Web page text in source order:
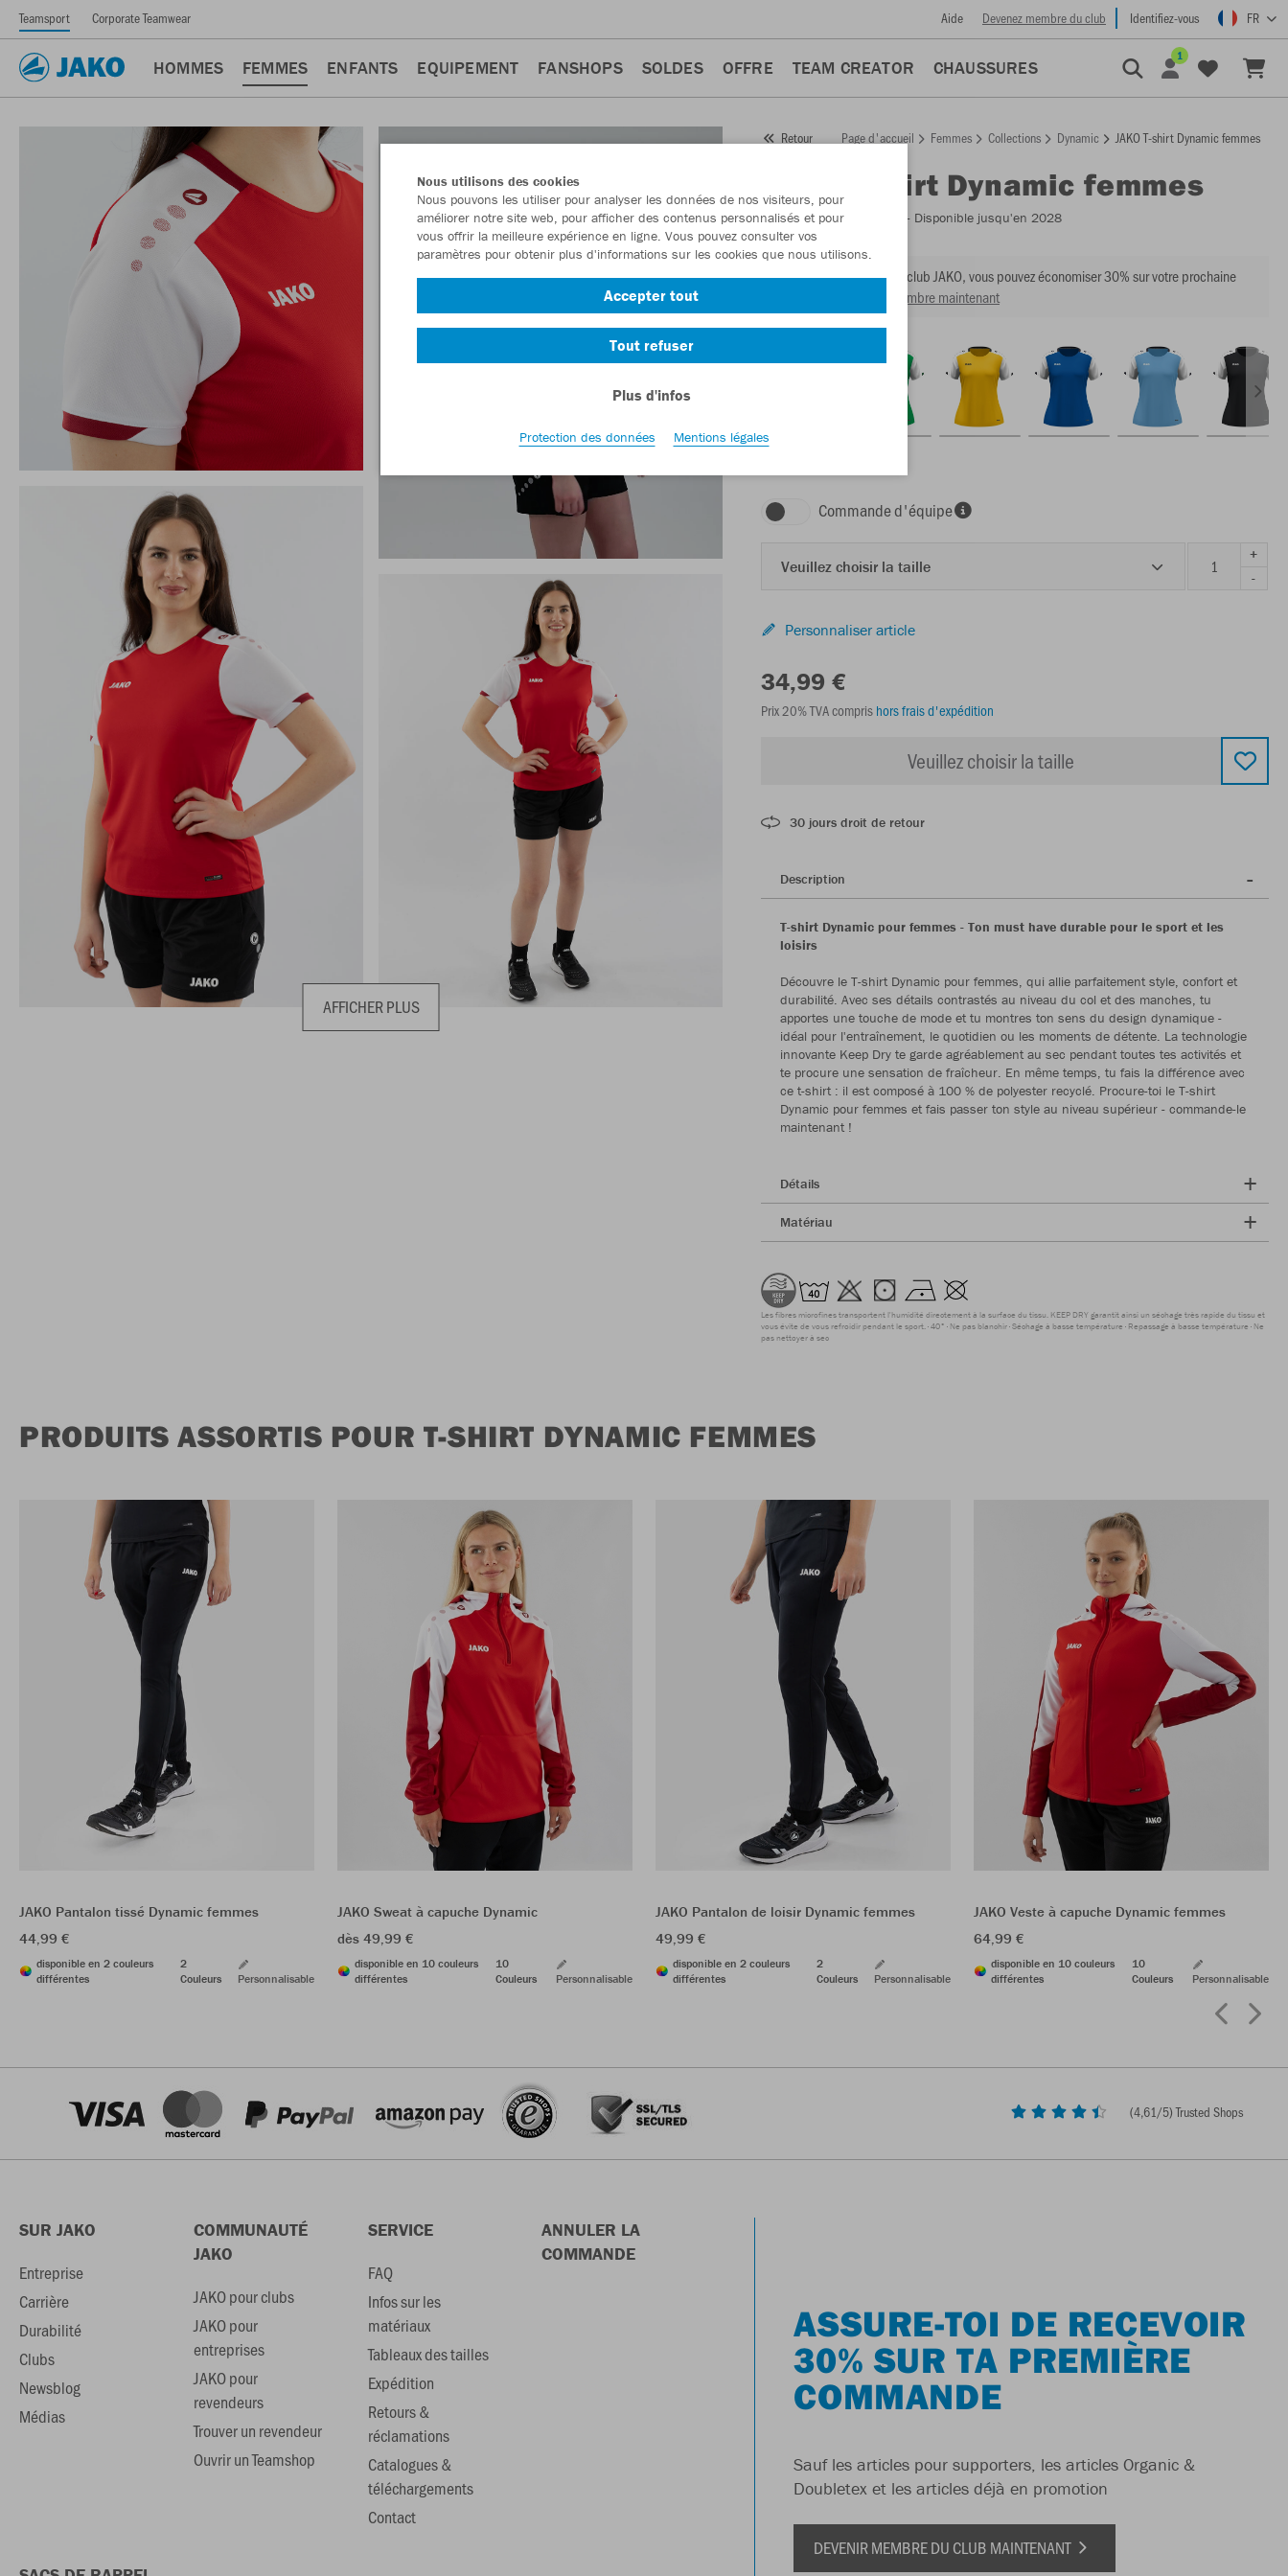
Teamsport Corporate Teamwear Aide Devenez membre du club Identifiez-vous FR
HOMMES FEMMES ENFANTS EQUIPEMENT FANSHOPS SOLDES OFFRE TEAM CREATOR CHAUSSURES
1
AFFICHER PLUS
Retour Page d'accueil Femmes Collections Dynamic JAKO T-shirt Dynamic femmes
T-shirt Dynamic femmes
Numéro d’article: - Disponible jusqu'en 2028
En tant que membre du club JAKO, vous pouvez économiser 30% sur votre prochaine
Devenir membre maintenant
Commande d'équipe
Veuillez choisir la taille
+
-
Personnaliser article
34,99 €
Prix 20% TVA compris hors frais d'expédition
Veuillez choisir la taille
30 jours droit de retour
Description
T-shirt Dynamic pour femmes - Ton must have durable pour le sport et les
loisirs
Découvre le T-shirt Dynamic pour femmes, qui allie parfaitement style, confort et
durabilité. Avec ses détails contrastés au niveau du col et des manches, tu
apportes une touche de mode et tu montres ton sens du design dynamique -
idéal pour l'entraînement, le quotidien ou les moments de détente. La technologie
innovante Keep Dry te garde agréablement au sec pendant toutes tes activités et
te procure une sensation de fraîcheur. En même temps, tu fais la différence avec
ce t-shirt : il est composé à 100 % de polyester recyclé. Procure-toi le T-shirt
Dynamic pour femmes et fais passer ton style au niveau supérieur - commande-le
maintenant !
Détails
Matériau
Les fibres microfines transportent l'humidité directement à la surface du tissu. KEEP DRY garantit ainsi un séchage très rapide du tissu et
vous évite de vous refroidir pendant le sport. 40° Ne pas blanchir Séchage à basse température Repassage à basse température Ne
pas nettoyer à sec
PRODUITS ASSORTIS POUR T-SHIRT DYNAMIC FEMMES
JAKO Pantalon tissé Dynamic femmes
44,99 €
disponible en 2 couleurs
différentes
2
Couleurs
Personnalisable
JAKO Sweat à capuche Dynamic
dès 49,99 €
disponible en 10 couleurs
différentes
10
Couleurs
Personnalisable
JAKO Pantalon de loisir Dynamic femmes
49,99 €
disponible en 2 couleurs
différentes
2
Couleurs
Personnalisable
JAKO Veste à capuche Dynamic femmes
64,99 €
disponible en 10 couleurs
différentes
10
Couleurs
Personnalisable
(4,61/5) Trusted Shops
SUR JAKO
Entreprise
Carrière
Durabilité
Clubs
Newsblog
Médias
COMMUNAUTÉ
JAKO
JAKO pour clubs
JAKO pour
entreprises
JAKO pour
revendeurs
Trouver un revendeur
Ouvrir un Teamshop
SERVICE
FAQ
Infos sur les
matériaux
Tableaux des tailles
Expédition
Retours &
réclamations
Catalogues &
téléchargements
Contact
ANNULER LA
COMMANDE
ASSURE-TOI DE RECEVOIR
30% SUR TA PREMIÈRE
COMMANDE
Sauf les articles pour supporters, les articles Organic &
Doubletex et les articles déjà en promotion
DEVENIR MEMBRE DU CLUB MAINTENANT
Nous utilisons des cookies
Nous pouvons les utiliser pour analyser les données de nos visiteurs, pour
améliorer notre site web, pour afficher des contenus personnalisés et pour
vous offrir la meilleure expérience en ligne. Vous pouvez consulter vos
paramètres pour obtenir plus d'informations sur les cookies que nous utilisons.
Accepter tout
Tout refuser
Plus d'infos
Protection des données Mentions légales